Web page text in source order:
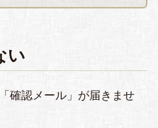
い
確認メール」が届きませ